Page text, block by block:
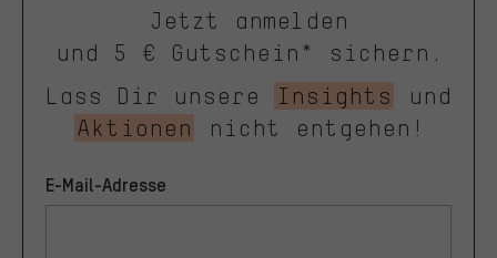
Jetzt anmelden
und 5 € Gutschein* sichern.
Lass Dir unsere
Insights
und
Aktionen
nicht entgehen!
E-Mail-Adresse